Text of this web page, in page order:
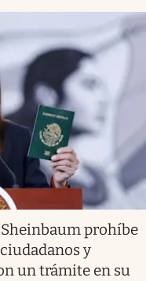
prohíbe
y
un trámite en su